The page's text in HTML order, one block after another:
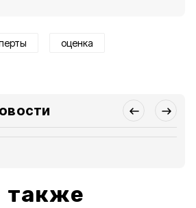
оценка
также